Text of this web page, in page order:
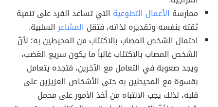
ممارسة الأعمال التطوعية التي تساعد الفرد على تنمية
ثقته بنفسه وتقديره لذاته، فتقل المشاعرالسلبية.
احتمال الشخص المصاب بالاكتئاب من المحيطين به؛ لأنّ
الشخص المصاب بالاكتئاب غالباً ما يكون سريع الغضب،
ويجد صعوبة في التعامل مع الآخرين، فتجده يتعامل
بقسوة مع المحيطين به حتى الأشخاص العزيزين على
قلبه، لذلك يجب الانتباه من أخذ الأمور على محمل